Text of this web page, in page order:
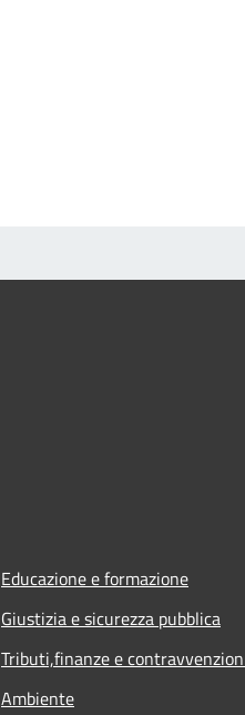
Educazione e formazione
Giustizia e sicurezza pubblica
Tributi,finanze e
Ambiente